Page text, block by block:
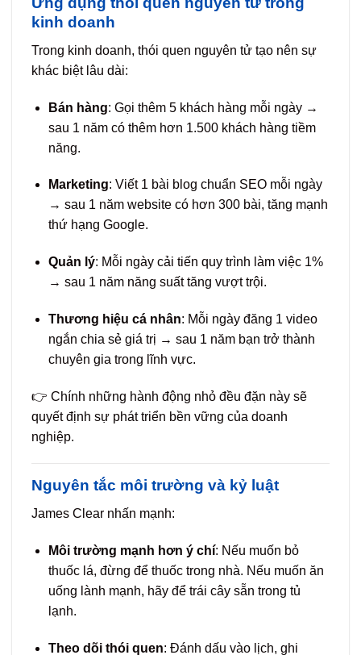
kinh doanh
Trong kinh doanh, thói quen nguyên tử tạo nên sự
khác biệt lâu dài:
Bán hàng: Gọi thêm 5 khách hàng mỗi ngày →
sau 1 năm có thêm hơn 1.500 khách hàng tiềm
năng.
Marketing: Viết 1 bài blog chuẩn SEO mỗi ngày
→ sau 1 năm website có hơn 300 bài, tăng mạnh
thứ hạng Google.
Quản lý: Mỗi ngày cải tiến quy trình làm việc 1%
→ sau 1 năm năng suất tăng vượt trội.
Thương hiệu cá nhân: Mỗi ngày đăng 1 video
ngắn chia sẻ giá trị → sau 1 năm bạn trở thành
chuyên gia trong lĩnh vực.
👉 Chính những hành động nhỏ đều đặn này sẽ
quyết định sự phát triển bền vững của doanh
nghiệp.
Nguyên tắc môi trường và kỷ luật
James Clear nhấn mạnh:
Môi trường mạnh hơn ý chí: Nếu muốn bỏ
thuốc lá, đừng để thuốc trong nhà. Nếu muốn ăn
uống lành mạnh, hãy để trái cây sẵn trong tủ
lạnh.
Theo dõi thói quen: Đánh dấu vào lịch, ghi